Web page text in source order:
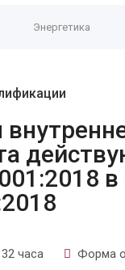
Энергетика
в
32 часа Форма